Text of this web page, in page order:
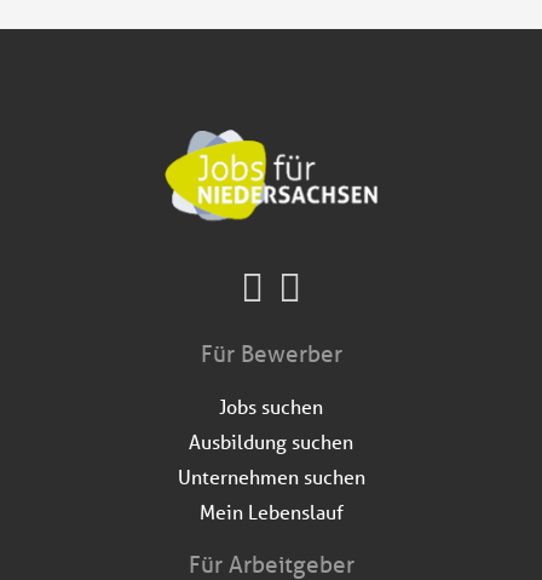
Für Bewerber
Jobs suchen
Ausbildung suchen
Unternehmen suchen
Mein Lebenslauf
Für Arbeitgeber